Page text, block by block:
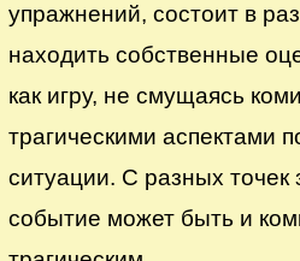
упражнений, состоит в
находить собственные
как игру, не смущаясь
трагическими аспектами
ситуации. С разных точек
событие может быть и